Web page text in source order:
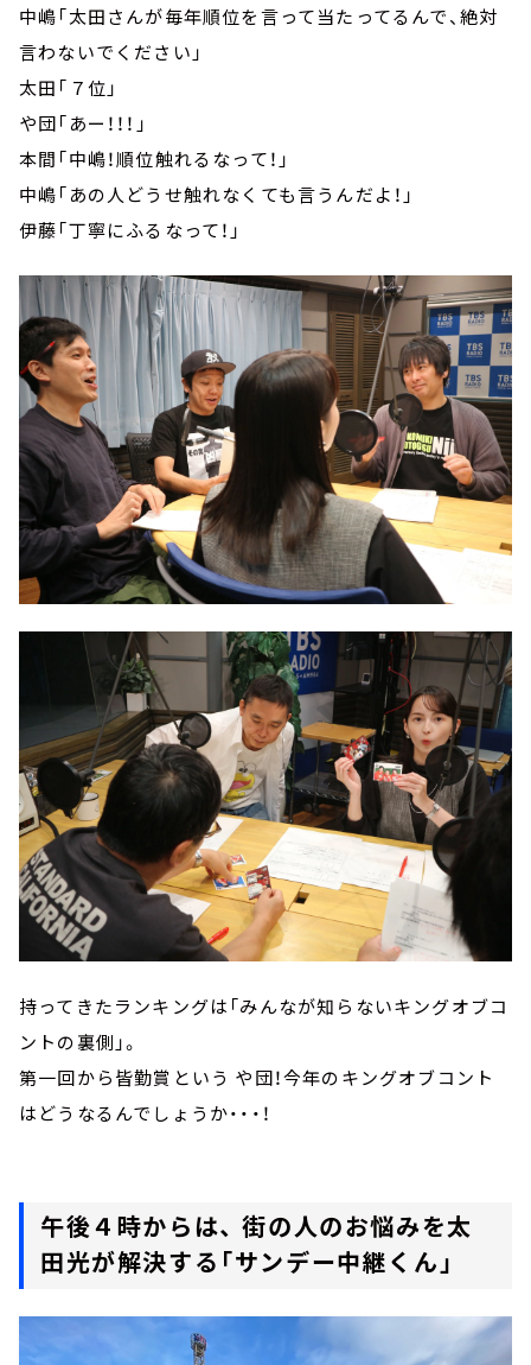
中嶋「太田さんが毎年順位を言って当たってるんで、絶対
言わないでください」
太田「７位」
や団「あー！！！」
本間「中嶋！順位触れるなって！」
中嶋「あの人どうせ触れなくても言うんだよ！」
伊藤「丁寧にふるなって！」
持ってきたランキングは「みんなが知らないキングオブコ
ントの裏側」。
第一回から皆勤賞という や団！今年のキングオブコント
はどうなるんでしょうか・・・！
午後４時からは、 街の人のお悩みを太
田光が解決する「サンデー中継くん」